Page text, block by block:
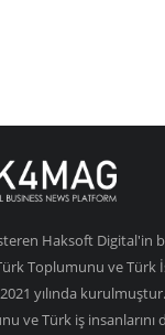
Haksoft Digital'in
Toplumunu ve Türk
yılında
ve Türk iş insanlarını